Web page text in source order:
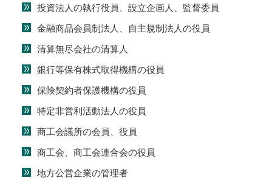
投資法人の執行役員、設立企画人、監督委員
金融商品会員制法人、自主規制法人の役員
清算無尽会社の清算人
銀行等保有株式取得機構の役員
保険契約者保護機構の役員
特定非営利活動法人の役員
商工会議所の会員、役員
商工会、商工会連合会の役員
地方公営企業の管理者